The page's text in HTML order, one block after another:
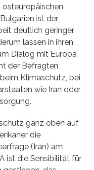
osteuropäischen
ist der
deutlich geringer
lassen in ihren
Dialog mit Europa
der Befragten
Klimaschutz, bei
wie Iran oder
ganz oben auf
die
(Iran) am
ist die Sensibilität für